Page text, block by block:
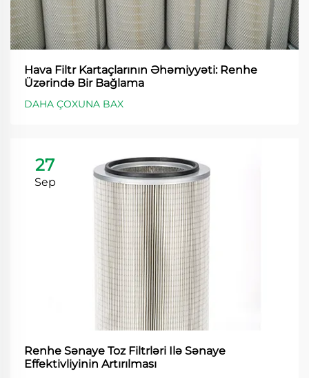
Hava Filtr Kartaçlarının Əhəmiyyəti: Renhe
Üzərində Bir Bağlama
DAHA ÇOXUNA BAX
27
Sep
Renhe Sənaye Toz Filtrləri Ilə Sənaye
Effektivliyinin Artırılması